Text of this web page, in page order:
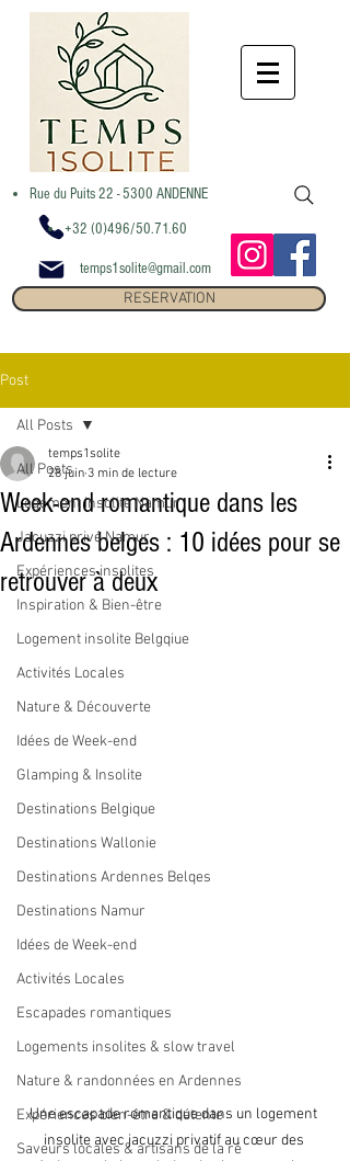
Rue du Puits 22 - 5300 ANDENNE
+32 (0)496/50.71.60
temps1solite@gmail.com
RESERVATION
Post
All Posts
Logement insolite Namur
Jacuzzi privé Namur
Expériences insolites
Inspiration & Bien-être
Logement insolite Belgqiue
Activités Locales
Nature & Découverte
Idées de Week-end
Glamping & Insolite
Destinations Belgique
Destinations Wallonie
Destinations Ardennes Belqes
Destinations Namur
Idées de Week-end
Activités Locales
Escapades romantiques
Logements insolites & slow travel
Nature & randonnées en Ardennes
Expériences bien-être & détente
Saveurs locales & artisans de la ré
All Posts
Week-end romantique dans les
Ardennes belges : 10 idées pour se
retrouver à deux
temps1solite
28 juin 3 min de lecture
Une escapade romantique dans un logement
insolite avec jacuzzi privatif au cœur des